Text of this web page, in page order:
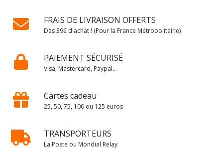
FRAIS DE LIVRAISON OFFERTS
Dès 39€ d'achat ! (Pour la France Métropolitaine)
PAIEMENT SÉCURISÉ
Visa, Mastercard, Paypal...
Cartes cadeau
25, 50, 75, 100 ou 125 euros
TRANSPORTEURS
La Poste ou Mondial Relay